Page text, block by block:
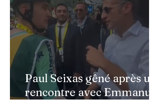
Paul Seixas gêné après une
rencontre avec Emmanuel